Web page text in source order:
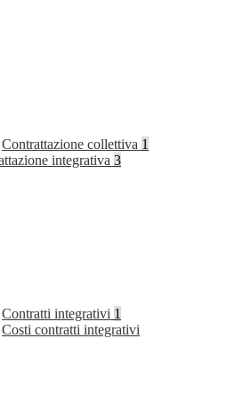
Contrattazione collettiva 1
integrativa 3
Contratti integrativi 1
Costi contratti integrativi